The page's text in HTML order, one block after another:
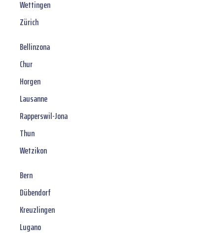
Wettingen
Zürich
Bellinzona
Chur
Horgen
Lausanne
Rapperswil-Jona
Thun
Wetzikon
Bern
Dübendorf
Kreuzlingen
Lugano